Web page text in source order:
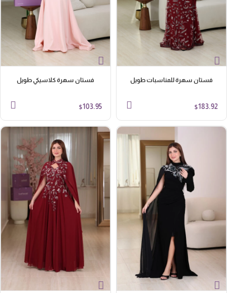
فستان سهرة للمناسبات طويل
$183.92
فستان سهرة كلاسيكي طويل
$103.95